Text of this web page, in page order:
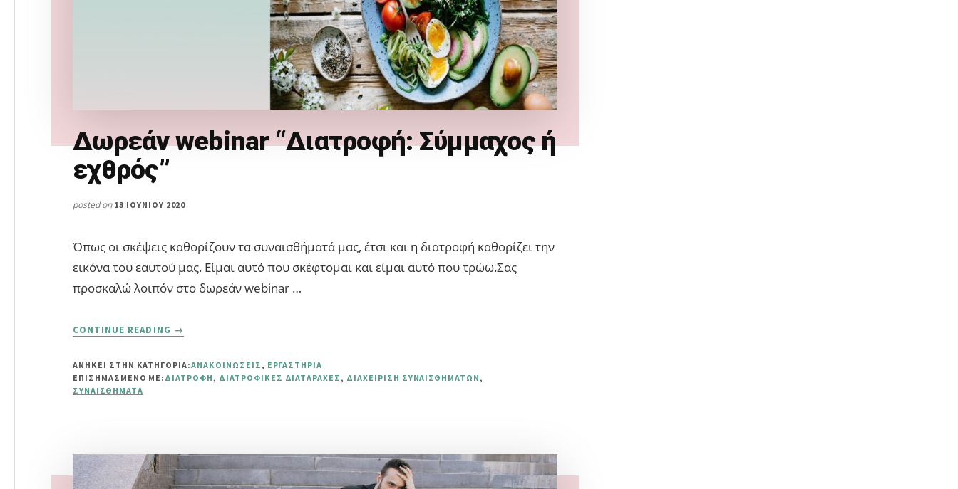
Δωρεάν webinar “Διατροφή: Σύμμαχος ή
εχθρός”
posted on 13 ΙΟΥΝΊΟΥ 2020
Όπως οι σκέψεις καθορίζουν τα συναισθήματά μας, έτσι και η διατροφή καθορίζει την
εικόνα του εαυτού μας. Είμαι αυτό που σκέφτομαι και είμαι αυτό που τρώω.Σας
προσκαλώ λοιπόν στο δωρεάν webinar …
CONTINUE READING
ΔΩΡΕΆΝ
“ΔΙΑΤΡΟΦΉ:
→
ΑΝΗΚΕΙ ΣΤΗΝ ΚΑΤΗΓΟΡΙΑ:ΑΝΑΚΟΙΝΏΣΕΙΣ, ΕΡΓΑΣΤΉΡΙΑ
ΕΠΙΣΗΜΑΣΜΈΝΟ ΜΕ: ΔΙΑΤΡΟΦΉ, ΔΙΑΤΡΟΦΙΚΈΣ ΔΙΑΤΑΡΑΧΈΣ, ΔΙΑΧΕΊΡΙΣΗ ΣΥΝΑΙΣΘΗΜΆΤΩΝ,
ΣΥΝΑΙΣΘΉΜΑΤΑ